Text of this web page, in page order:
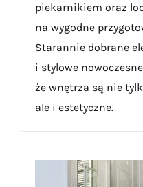
piekarnikiem oraz
na wygodne
Starannie dobrane
i stylowe
że wnętrza są nie
ale i estetyczne.